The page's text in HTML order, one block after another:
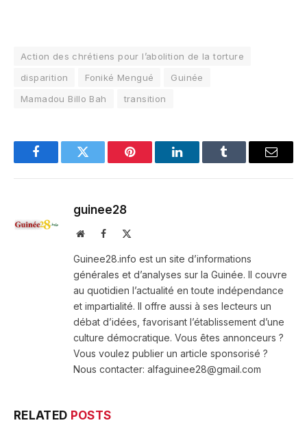
Action des chrétiens pour l’abolition de la torture
disparition
Foniké Mengué
Guinée
Mamadou Billo Bah
transition
FacebookTwitter Pinterest LinkedInTumblr Email
guinee28
WebsiteFacebook
Guinee28.info est un site d’informations
générales et d’analyses sur la Guinée. Il couvre
au quotidien l’actualité en toute indépendance
et impartialité. Il offre aussi à ses lecteurs un
débat d’idées, favorisant l’établissement d’une
culture démocratique. Vous êtes annonceurs ?
Vous voulez publier un article sponsorisé ?
Nous contacter: alfaguinee28@gmail.com
RELATED POSTS